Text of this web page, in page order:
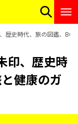
歴史時代、旅の図鑑、
印、歴史時
健康のガ